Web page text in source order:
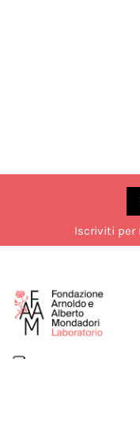
Iscriviti per